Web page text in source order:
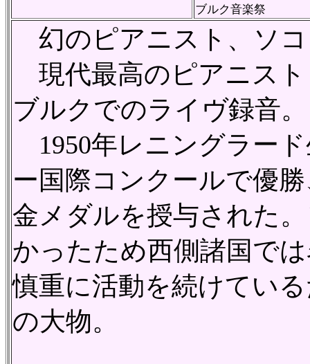
ブルク音楽祭
幻のピアニスト、ソ
現代最高のピアニス
ブルクでのライヴ録音。
1950年レニングラード
ー国際コンクールで優
金メダルを授与された
かったため西側諸国で
慎重に活動を続けてい
の大物。